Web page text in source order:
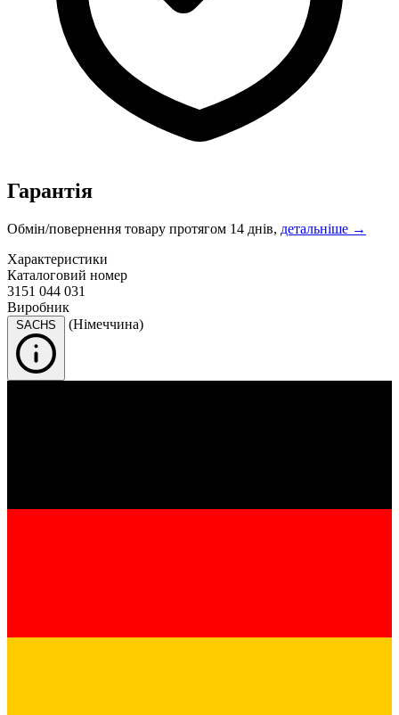
Гарантія
Обмін/повернення товару протягом 14 днів, детальніше →
Характеристики
Каталоговий номер
3151 044 031
Виробник
(Німеччина)